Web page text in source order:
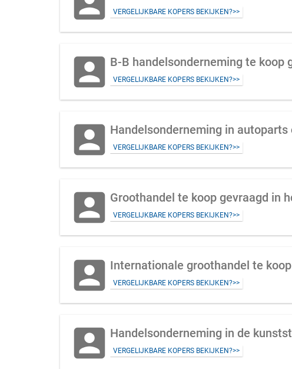
VERGELIJKBARE KOPERS BEKIJKEN?>>
account_box B-B handelsonderneming te koop
VERGELIJKBARE KOPERS BEKIJKEN?>>
account_box Handelsonderneming in
VERGELIJKBARE KOPERS BEKIJKEN?>>
account_box VERGELIJKBARE KOPERS BEKIJKEN?>>
account_box VERGELIJKBARE KOPERS BEKIJKEN?>>
account_box Handelsonderneming in de
VERGELIJKBARE KOPERS BEKIJKEN?>>